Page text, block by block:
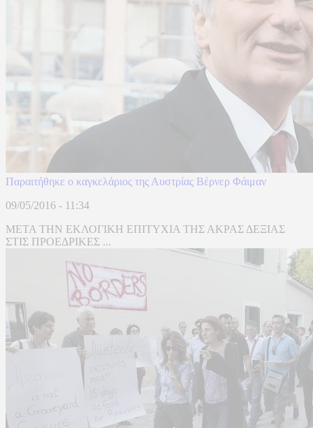
Παραιτήθηκε ο καγκελάριος της Αυστρίας Βέρνερ Φάιμαν
09/05/2016 - 11:34
ΜΕΤΑ ΤΗΝ ΕΚΛΟΓΙΚΗ ΕΠΙΤΥΧΙΑ ΤΗΣ ΑΚΡΑΣ ΔΕΞΙΑΣ
ΣΤΙΣ ΠΡΟΕΔΡΙΚΕΣ ...